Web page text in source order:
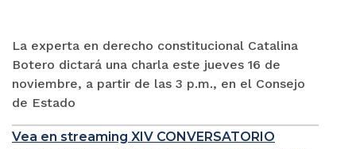
La experta en derecho constitucional Catalina
Botero dictará una charla este jueves 16 de
noviembre, a partir de las 3 p.m., en el Consejo
de Estado
Vea en streaming XIV CONVERSATORIO